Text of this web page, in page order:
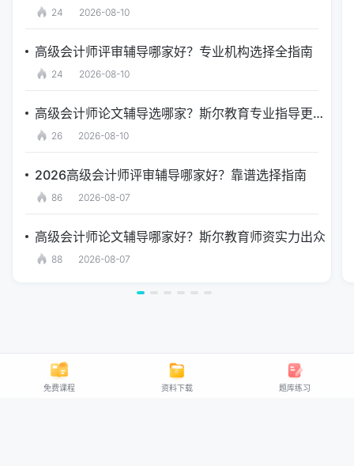
24 2026-08-10
高级会计师评审辅导哪家好？专业机构选择全指南
24 2026-08-10
高级会计师论文辅导选哪家？斯尔教育专业指导更放心
26 2026-08-10
2026高级会计师评审辅导哪家好？靠谱选择指南
86 2026-08-07
高级会计师论文辅导哪家好？斯尔教育师资实力出众
88 2026-08-07
免费课程 资料下载 题库练习